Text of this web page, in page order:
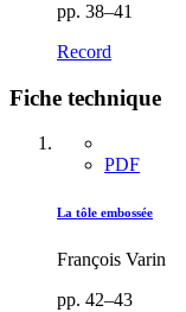
pp. 38–41
Record
Fiche technique
PDF
La tôle embossée
François Varin
pp. 42–43